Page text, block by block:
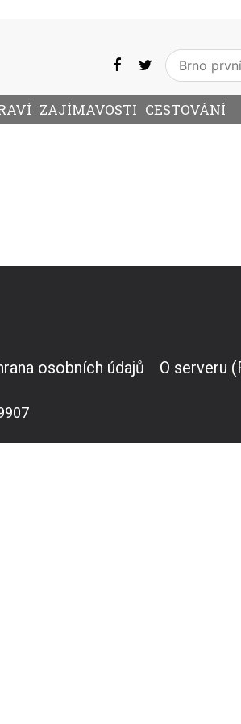
ZAJÍMAVOSTI CESTOVÁNÍ
osobních údajů O serveru